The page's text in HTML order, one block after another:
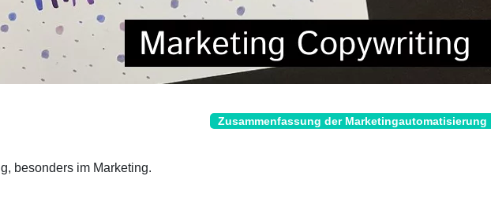
Zusammenfassung der Marketingautomatisierung
besonders im Marketing.